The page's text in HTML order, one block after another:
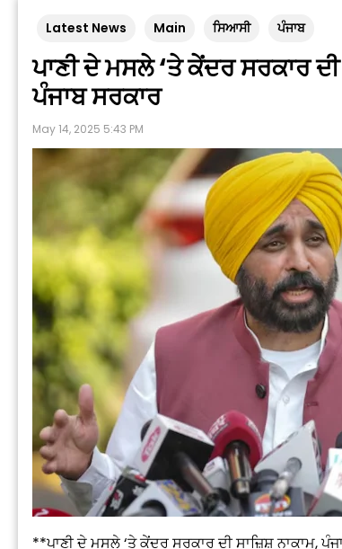
Latest News Main ਸਿਆਸੀ ਪੰਜਾਬ
ਪਾਣੀ ਦੇ ਮਸਲੇ ‘ਤੇ ਕੇਂਦਰ ਸਰਕਾਰ
ਪੰਜਾਬ ਸਰਕਾਰ
May 14, 2025 5:43 PM
**ਪਾਣੀ ਦੇ ਮਸਲੇ ‘ਤੇ ਕੇਂਦਰ ਸਰਕਾਰ ਦੀ ਸਾਜ਼ਿਸ਼ ਨਾਕਾਮ,